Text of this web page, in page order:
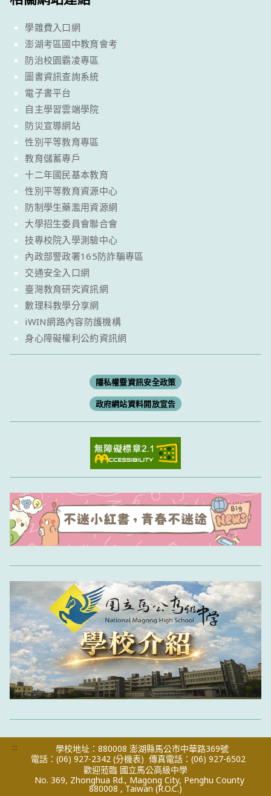
學雜費入口網
澎湖考區國中教育會考
防治校園霸凌專區
圖書資訊查詢系統
電子書平台
自主學習雲端學院
防災宣導網站
性別平等教育專區
教育儲蓄專戶
十二年國民基本教育
性別平等教育資源中心
防制學生藥濫用資源網
大學招生委員會聯合會
技專校院入學測驗中心
內政部警政署165防詐騙專區
交通安全入口網
臺灣教育研究資訊網
數理科教學分享網
iWIN網路內容防護機構
身心障礙權利公約資訊網
隱私權暨資訊安全政策
政府網站資料開放宣告
:::
學校地址：880008 澎湖縣馬公市中華路369號
電話：(06) 927-2342 (分機表) 傳真電話：(06) 927-6502
歡迎蒞臨 國立馬公高級中學
No. 369, Zhonghua Rd., Magong City, Penghu County
880008 , Taiwan (R.O.C.)